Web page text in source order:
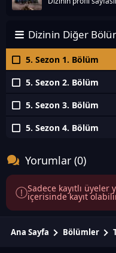
Dizinin Diğer
5. Sezon 1. Bölüm
5. Sezon 2. Bölüm
5. Sezon 3. Bölüm
5. Sezon 4. Bölüm
Yorumlar (0)
Sadece kayıtlı
içerisinde kayıt
Ana Sayfa Bölümler